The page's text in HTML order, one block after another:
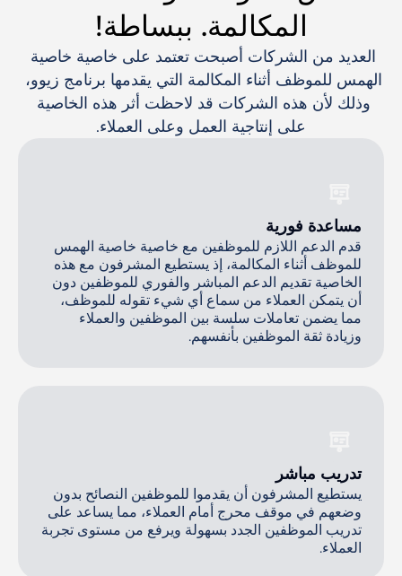
المكالمة. ببساطة!
على إنتاجية العمل وعلى العملاء.
مساعدة فورية
قدم الدعم اللازم للموظفين مع خاصية خاصية الهمس
للموظف أثناء المكالمة، إذ يستطيع المشرفون مع هذه
الخاصية تقديم الدعم المباشر والفوري للموظفين دون
أن يتمكن العملاء من سماع أي شيء تقوله للموظف،
مما يضمن تعاملات سلسة بين الموظفين والعملاء
وزيادة ثقة الموظفين بأنفسهم.
تدريب مباشر
يستطيع المشرفون أن يقدموا للموظفين النصائح بدون
وضعهم في موقف محرج أمام العملاء، مما يساعد على
تدريب الموظفين الجدد بسهولة ويرفع من مستوى تجربة
العملاء.